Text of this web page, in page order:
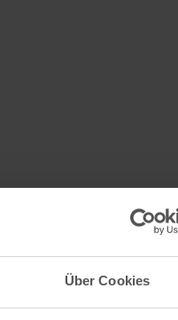
Über Cookies